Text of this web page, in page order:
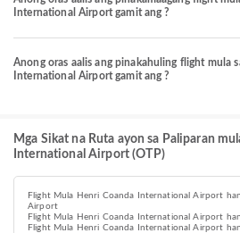
International Airport gamit ang ?
Anong oras aalis ang pinakahuling flight mula
International Airport gamit ang ?
Mga Sikat na Ruta ayon sa Paliparan
International Airport (OTP)
Flight Mula Henri Coanda International Airport
Airport
Flight Mula Henri Coanda International Airport
Flight Mula Henri Coanda International Airport